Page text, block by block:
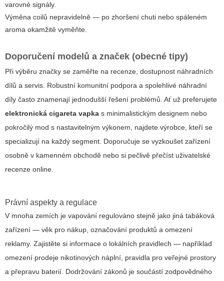
varovné signály.
Výměna coilů nepravidelně — po zhoršení chuti nebo spáleném
aroma okamžitě vyměňte.
Doporučení modelů a značek (obecné tipy)
Při výběru značky se zaměřte na recenze, dostupnost náhradních
dílů a servis. Robustní komunitní podpora a spolehlivé náhradní
díly často znamenají jednodušší řešení problémů. Ať už preferujete
elektronická cigareta vapka s minimalistickým designem nebo
pokročilý mod s nastavitelným výkonem, najdete výrobce, kteří se
specializují na každý segment. Doporučuje se vyzkoušet zařízení
osobně v kamenném obchodě nebo si pečlivě přečíst uživatelské
recenze online.
Právní aspekty a regulace
V mnoha zemích je vapování regulováno stejně jako jiná tabáková
zařízení — věk pro nákup, označování produktů a omezení
reklamy. Zajistěte si informace o lokálních pravidlech — například
omezení prodeje nikotinových náplní, pravidla pro veřejné prostory
a přepravu baterií. Dodržování zákonů je součástí zodpovědného